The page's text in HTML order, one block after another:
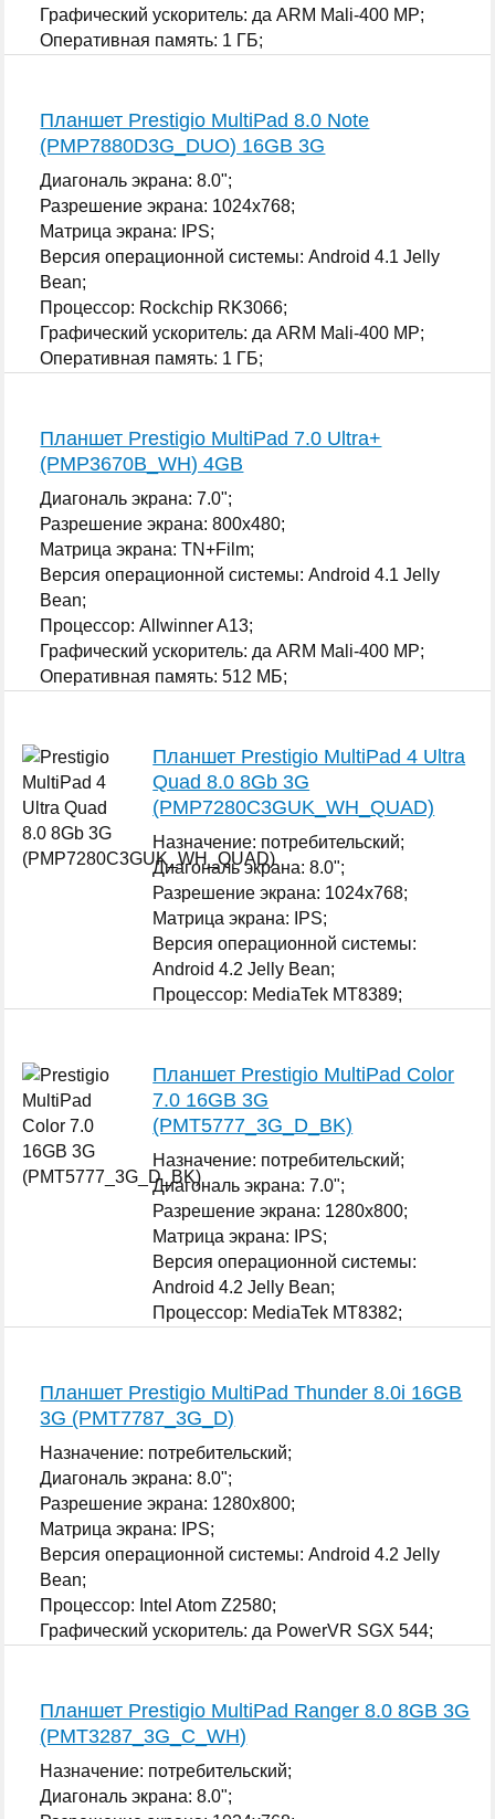
Графический ускоритель: да ARM Mali-400 MP;
Оперативная память: 1 ГБ;
Планшет Prestigio MultiPad 8.0 Note
(PMP7880D3G_DUO) 16GB 3G
Диагональ экрана: 8.0";
Разрешение экрана: 1024x768;
Матрица экрана: IPS;
Версия операционной системы: Android 4.1 Jelly
Bean;
Процессор: Rockchip RK3066;
Графический ускоритель: да ARM Mali-400 MP;
Оперативная память: 1 ГБ;
Планшет Prestigio MultiPad 7.0 Ultra+
(PMP3670B_WH) 4GB
Диагональ экрана: 7.0";
Разрешение экрана: 800x480;
Матрица экрана: TN+Film;
Версия операционной системы: Android 4.1 Jelly
Bean;
Процессор: Allwinner A13;
Графический ускоритель: да ARM Mali-400 MP;
Оперативная память: 512 МБ;
Планшет Prestigio MultiPad 4 Ultra
Quad 8.0 8Gb 3G
(PMP7280C3GUK_WH_QUAD)
Назначение: потребительский;
Диагональ экрана: 8.0";
Разрешение экрана: 1024x768;
Матрица экрана: IPS;
Версия операционной системы:
Android 4.2 Jelly Bean;
Процессор: MediaTek MT8389;
...
Планшет Prestigio MultiPad Color
7.0 16GB 3G
(PMT5777_3G_D_BK)
Назначение: потребительский;
Диагональ экрана: 7.0";
Разрешение экрана: 1280x800;
Матрица экрана: IPS;
Версия операционной системы:
Android 4.2 Jelly Bean;
Процессор: MediaTek MT8382;
...
Планшет Prestigio MultiPad Thunder 8.0i 16GB
3G (PMT7787_3G_D)
Назначение: потребительский;
Диагональ экрана: 8.0";
Разрешение экрана: 1280x800;
Матрица экрана: IPS;
Версия операционной системы: Android 4.2 Jelly
Bean;
Процессор: Intel Atom Z2580;
Графический ускоритель: да PowerVR SGX 544;
Планшет Prestigio MultiPad Ranger 8.0 8GB 3G
(PMT3287_3G_C_WH)
Назначение: потребительский;
Диагональ экрана: 8.0";